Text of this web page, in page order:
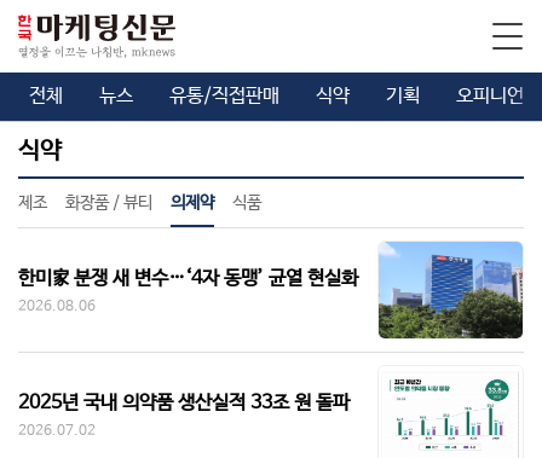
전체 뉴스 유통/직접판매 식약 기획 오피니언
식약
제조 화장품 / 뷰티 의제약 식품
한미家 분쟁 새 변수…‘4자 동맹’ 균열 현실화
2026.08.06
2025년 국내 의약품 생산실적 33조 원 돌파
2026.07.02